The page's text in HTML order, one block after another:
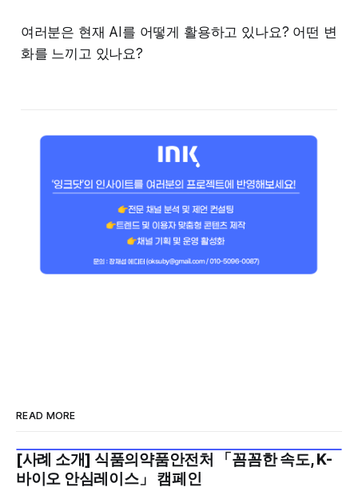
여러분은 현재 AI를 어떻게 활용하고 있나요? 어떤 변
화를 느끼고 있나요?
READ MORE
2026년 7월 5주
[사례 소개] 식품의약품안전처 「꼼꼼한 속도, K-
바이오 안심레이스」 캠페인